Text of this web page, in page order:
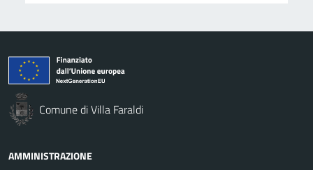
Comune di Villa Faraldi
AMMINISTRAZIONE